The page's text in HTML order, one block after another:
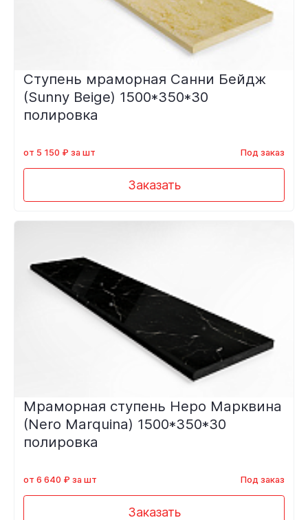
Ступень мраморная Санни Бейдж
(Sunny Beige) 1500*350*30
полировка
от 5 150 ₽ за шт Под заказ
Заказать
Мраморная ступень Неро Марквина
(Nero Marquina) 1500*350*30
полировка
от 6 640 ₽ за шт Под заказ
Заказать